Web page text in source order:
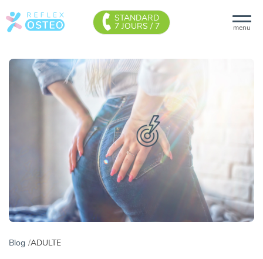
menu
STANDARD
7 JOURS / 7
Blog ADULTE